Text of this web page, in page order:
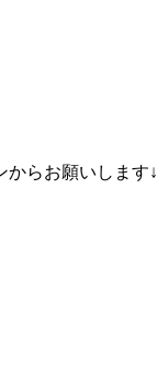
らお願いします↓